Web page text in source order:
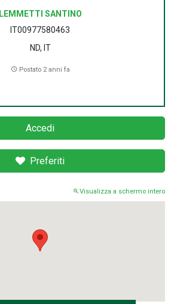
LEMMETTI SANTINO
IT00977580463
ND, IT
Postato 2 anni fa
Accedi
Preferiti
Visualizza a schermo intero